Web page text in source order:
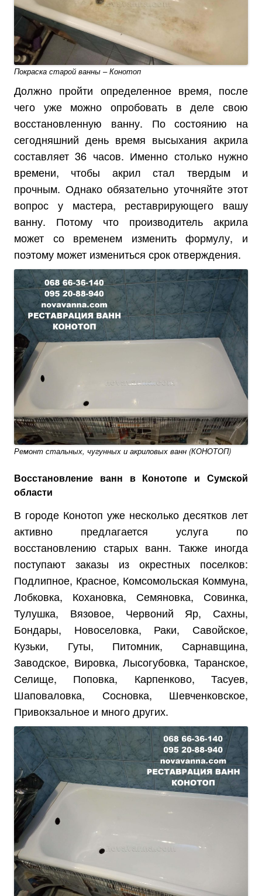
Покраска старой ванны – Конотоп
Должно пройти определенное время, после
чего уже можно опробовать в деле свою
восстановленную ванну. По состоянию на
сегодняшний день время высыхания акрила
составляет 36 часов. Именно столько нужно
времени, чтобы акрил стал твердым и
прочным. Однако обязательно уточняйте этот
вопрос у мастера, реставрирующего вашу
ванну. Потому что производитель акрила
может со временем изменить формулу, и
поэтому может измениться срок отверждения.
Ремонт стальных, чугунных и акриловых ванн (КОНОТОП)
Восстановление ванн в Конотопе и Сумской
области
В городе Конотоп уже несколько десятков лет
активно предлагается услуга по
восстановлению старых ванн. Также иногда
поступают заказы из окрестных поселков:
Подлипное, Красное, Комсомольская Коммуна,
Лобковка, Кохановка, Семяновка, Совинка,
Тулушка, Вязовое, Червоний Яр, Сахны,
Бондары, Новоселовка, Раки, Савойское,
Кузьки, Гуты, Питомник, Сарнавщина,
Заводское, Вировка, Лысогубовка, Таранское,
Селище, Поповка, Карпенково, Тасуев,
Шаповаловка, Сосновка, Шевченковское,
Привокзальное и много других.